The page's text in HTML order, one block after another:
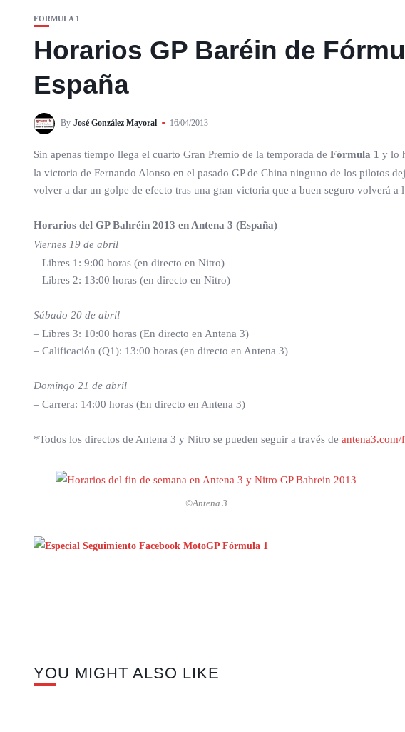
FORMULA 1
Horarios GP Baréin de
España
By José González Mayoral 16/04/2013
Sin apenas tiempo llega el cuarto Gran Premio de la temporada de Fórmula 1 y lo
la victoria de Fernando Alonso en el pasado GP de China ninguno de los pilotos
volver a dar un golpe de efecto tras una gran victoria que a buen seguro volverá a
Horarios del GP Bahréin 2013 en Antena 3 (España)
Viernes 19 de abril
– Libres 1: 9:00 horas (en directo en Nitro)
– Libres 2: 13:00 horas (en directo en Nitro)
Sábado 20 de abril
– Libres 3: 10:00 horas (En directo en Antena 3)
– Calificación (Q1): 13:00 horas (en directo en Antena 3)
Domingo 21 de abril
– Carrera: 14:00 horas (En directo en Antena 3)
*Todos los directos de Antena 3 y Nitro se pueden seguir a través de antena3.com/
©Antena 3
YOU MIGHT ALSO LIKE